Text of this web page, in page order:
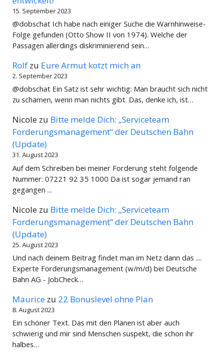
15. September 2023
@dobschat Ich habe nach einiger Suche die Warnhinweise-
Folge gefunden (Otto Show II von 1974). Welche der
Passagen allerdings diskriminierend sein…
Rolf zu Eure Armut kotzt mich an
2. September 2023
@dobschat Ein Satz ist sehr wichtig: Man braucht sich nicht
zu schämen, wenn man nichts gibt. Das, denke ich, ist…
Nicole zu Bitte melde Dich: „Serviceteam
Forderungsmanagement“ der Deutschen Bahn
(Update)
31. August 2023
Auf dem Schreiben bei meiner Forderung steht folgende
Nummer: 07221 92 35 1000 Da ist sogar jemand ran
gegangen ...
Nicole zu Bitte melde Dich: „Serviceteam
Forderungsmanagement“ der Deutschen Bahn
(Update)
25. August 2023
Und nach deinem Beitrag findet man im Netz dann das ....
Experte Forderungsmanagement (w/m/d) bei Deutsche
Bahn AG - JobCheck…
Maurice zu 22 Bonuslevel ohne Plan
8. August 2023
Ein schöner Text. Das mit den Plänen ist aber auch
schwierig und mir sind Menschen suspekt, die schon ihr
halbes…